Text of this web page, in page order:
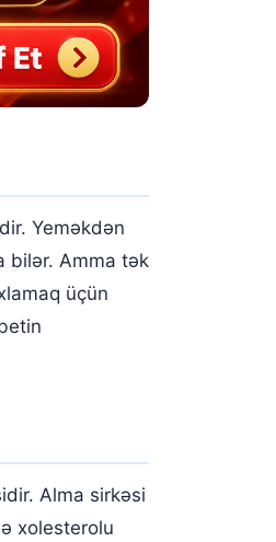
Yeməkdən
bilər. Amma tək
üçün
Alma sirkəsi
xolesterolu